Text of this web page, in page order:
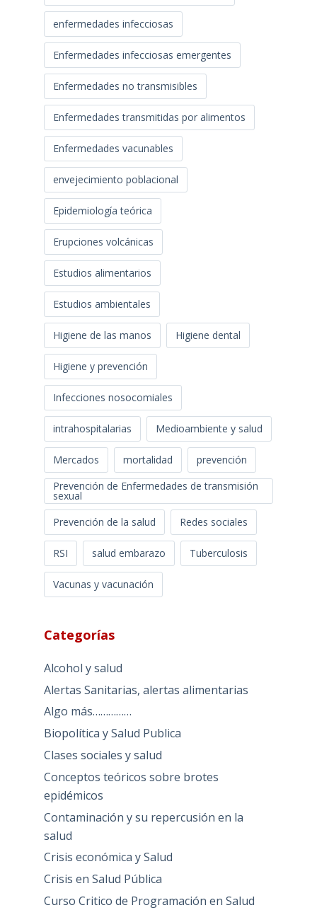
enfermedades infecciosas
Enfermedades infecciosas emergentes
Enfermedades no transmisibles
Enfermedades transmitidas por alimentos
Enfermedades vacunables
envejecimiento poblacional
Epidemiología teórica
Erupciones volcánicas
Estudios alimentarios
Estudios ambientales
Higiene de las manos Higiene dental
Higiene y prevención
Infecciones nosocomiales
intrahospitalarias Medioambiente y salud
Mercados mortalidad
prevención
Prevención de Enfermedades de transmisión
sexual
Prevención de la salud
Redes sociales
RSI salud embarazo Tuberculosis
Vacunas y vacunación
Categorías
Alcohol y salud
Alertas Sanitarias, alertas alimentarias
Algo más……………
Biopolítica y Salud Publica
Clases sociales y salud
Conceptos teóricos sobre brotes
epidémicos
Contaminación y su repercusión en la
salud
Crisis económica y Salud
Crisis en Salud Pública
Curso Critico de Programación en Salud